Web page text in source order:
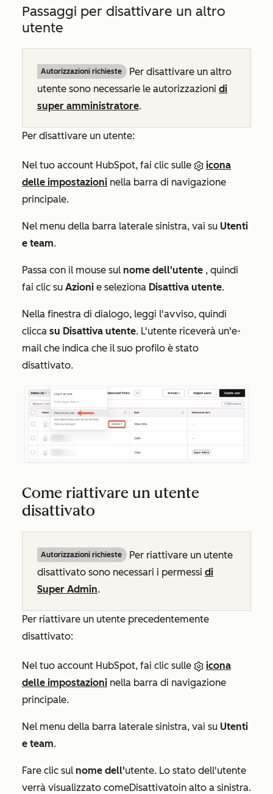
Passaggi per disattivare un altro
utente
Autorizzazioni richieste
Per disattivare un altro
utente sono necessarie le autorizzazioni di
super amministratore.
Per disattivare un utente:
Nel tuo account HubSpot, fai clic sulle
icona
delle impostazioni nella barra di navigazione
principale.
Nel menu della barra laterale sinistra, vai su Utenti
e team.
Passa con il mouse sul nome dell'utente , quindi
fai clic su Azioni e seleziona Disattiva utente.
Nella finestra di dialogo, leggi l'avviso, quindi
clicca su Disattiva utente. L'utente riceverà un'e-
mail che indica che il suo profilo è stato
disattivato.
Come riattivare un utente
disattivato
Autorizzazioni richieste
Per riattivare un utente
disattivato sono necessari i permessi di
Super Admin.
Per riattivare un utente precedentemente
disattivato:
Nel tuo account HubSpot, fai clic sulle
icona
delle impostazioni nella barra di navigazione
principale.
Nel menu della barra laterale sinistra, vai su Utenti
e team.
Fare clic sul nome dell'utente. Lo stato dell'utente
verrà visualizzato comeDisattivatoin alto a sinistra.